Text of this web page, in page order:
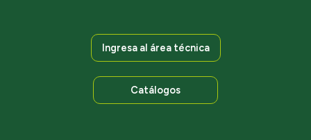
Ingresa al área técnica
Catálogos